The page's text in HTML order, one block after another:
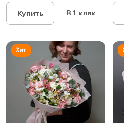
Купить В 1 клик